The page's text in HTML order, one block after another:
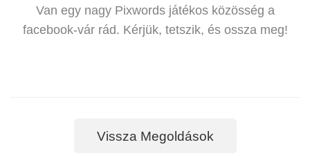
Van egy nagy Pixwords játékos közösség a
facebook-vár rád. Kérjük, tetszik, és ossza meg!
Vissza Megoldások